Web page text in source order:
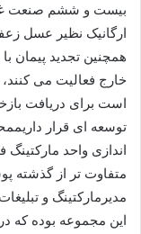
بیست و ششم صنعت
ارگانیک نظیر عسل
همچنین تجدید پیمان
خارج فعالیت می
است برای دریافت
توسعه ای قرار
اندازی واحد مارکتینگ
متفاوت تر از گذشته
مدیرمارکتینگ و
این مجموعه بوده که